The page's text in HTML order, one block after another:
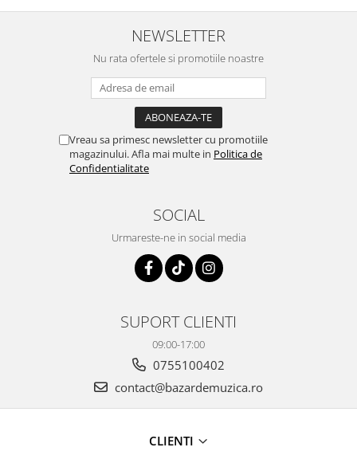
NEWSLETTER
Nu rata ofertele si promotiile noastre
Vreau sa primesc newsletter cu promotiile
magazinului. Afla mai multe in Politica de
Confidentialitate
SOCIAL
Urmareste-ne in social media
SUPORT CLIENTI
09:00-17:00
0755100402
contact@bazardemuzica.ro
CLIENTI